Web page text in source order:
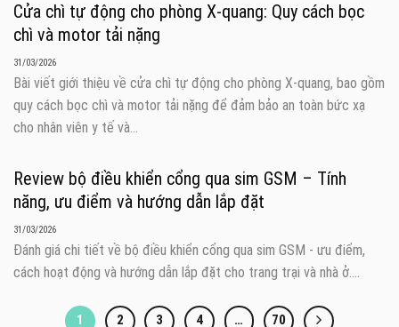
Cửa chì tự động cho phòng X-quang: Quy cách bọc
chì và motor tải nặng
31/03/2026
Bài viết giới thiệu về cửa chì tự động cho phòng X-quang, bao gồm
quy cách bọc chì và motor tải nặng để đảm bảo an toàn bức xạ
cho nhân viên y tế và...
Review bộ điều khiển cổng qua sim GSM – Tính
năng, ưu điểm và hướng dẫn lắp đặt
31/03/2026
Đánh giá chi tiết về bộ điều khiển cổng qua sim GSM - ưu điểm,
cách hoạt động và hướng dẫn lắp đặt cho trang trại và nhà ở....
1 2 3 4 … 70